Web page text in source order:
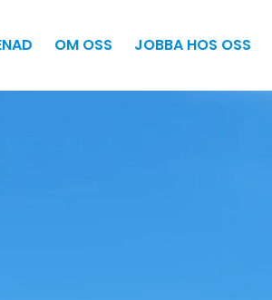
OM OSS JOBBA HOS OSS